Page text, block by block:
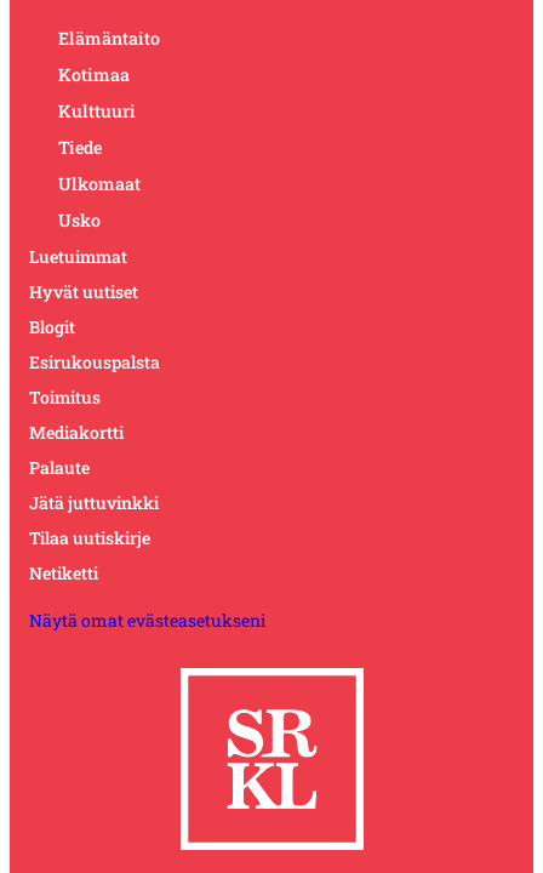
Elämäntaito
Kotimaa
Kulttuuri
Tiede
Ulkomaat
Usko
Luetuimmat
Hyvät uutiset
Blogit
Esirukouspalsta
Toimitus
Mediakortti
Palaute
Jätä juttuvinkki
Tilaa uutiskirje
Netiketti
Näytä omat evästeasetukseni